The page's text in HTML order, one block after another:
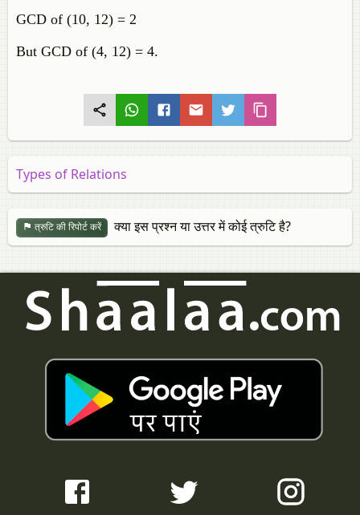
GCD of (10, 12) = 2
But GCD of (4, 12) = 4.
Types of Relations
त्रुटि की रिपोर्ट करें क्या इस प्रश्न या उत्तर में कोई त्रुटि है?